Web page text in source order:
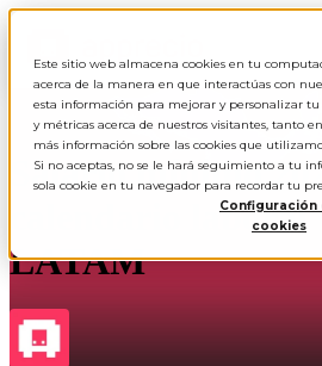
Este sitio web almacena cookies en tu
acerca de la manera en que interactúas con
esta información para mejorar y personalizar
y métricas acerca de nuestros visitantes, tanto
más información sobre las cookies que
Si no aceptas, no se le hará seguimiento a tu
sola cookie en tu navegador para recordar tu
Configuración
cookies
Salario mínimo
calendario laboral
LATAM